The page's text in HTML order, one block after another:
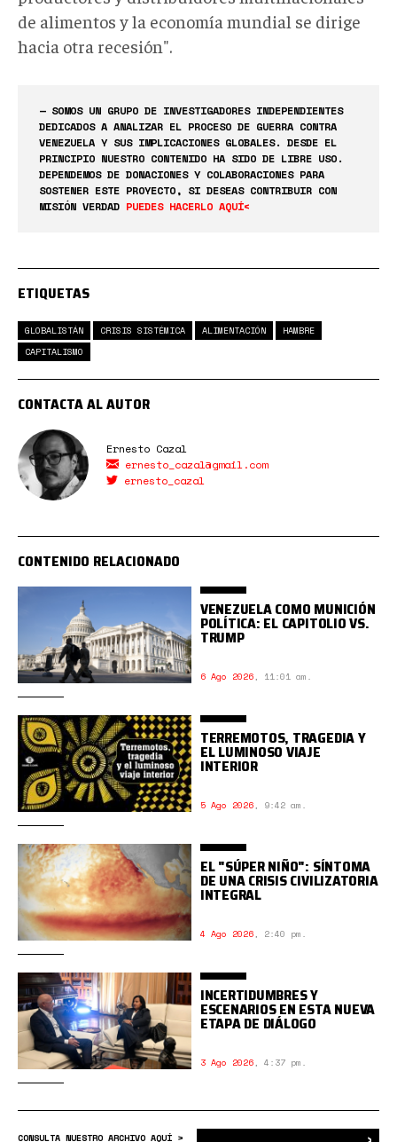
de alimentos y la economía mundial se dirige
hacia otra recesión".
— SOMOS UN GRUPO DE INVESTIGADORES INDEPENDIENTES
DEDICADOS A ANALIZAR EL PROCESO DE GUERRA CONTRA
VENEZUELA Y SUS IMPLICACIONES GLOBALES. DESDE EL
PRINCIPIO NUESTRO CONTENIDO HA SIDO DE LIBRE USO.
DEPENDEMOS DE DONACIONES Y COLABORACIONES PARA
SOSTENER ESTE PROYECTO, SI DESEAS CONTRIBUIR CON
MISIÓN VERDAD PUEDES HACERLO AQUÍ<
ETIQUETAS
GLOBALISTÁN CRISIS SISTÉMICA ALIMENTACIÓN
HAMBRE
CAPITALISMO
CONTACTA AL AUTOR
Ernesto Cazal
ernesto_cazal@gmail.com
ernesto_cazal
CONTENIDO RELACIONADO
VENEZUELA COMO MUNICIÓN
POLÍTICA: EL CAPITOLIO VS.
TRUMP
6 Ago 2026, 11:01 am.
TERREMOTOS, TRAGEDIA Y
EL LUMINOSO VIAJE
INTERIOR
5 Ago 2026, 9:42 am.
EL "SÚPER NIÑO": SÍNTOMA
DE UNA CRISIS CIVILIZATORIA
INTEGRAL
4 Ago 2026, 2:40 pm.
INCERTIDUMBRES Y
ESCENARIOS EN ESTA NUEVA
ETAPA DE DIÁLOGO
3 Ago 2026, 4:37 pm.
CONSULTA NUESTRO ARCHIVO AQUÍ >